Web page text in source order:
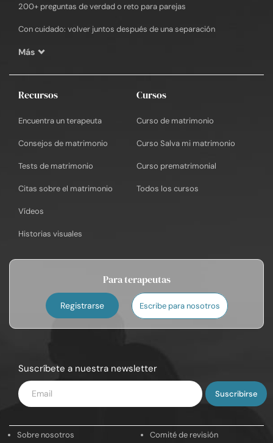
200+ preguntas de verdad o reto para parejas
Con cuidado: volver juntos después de una separación
Más
Recursos
Encuentra un terapeuta
Consejos de matrimonio
Tests de matrimonio
Citas sobre el matrimonio
Vídeos
Historias visuales
Cursos
Curso de matrimonio
Curso Salva mi matrimonio
Curso prematrimonial
Todos los cursos
Para terapeutas
Registrarse Escribe para nosotros
Suscríbete a nuestra newsletter
Introduce
tu
Sobre nosotros Comité de revisión